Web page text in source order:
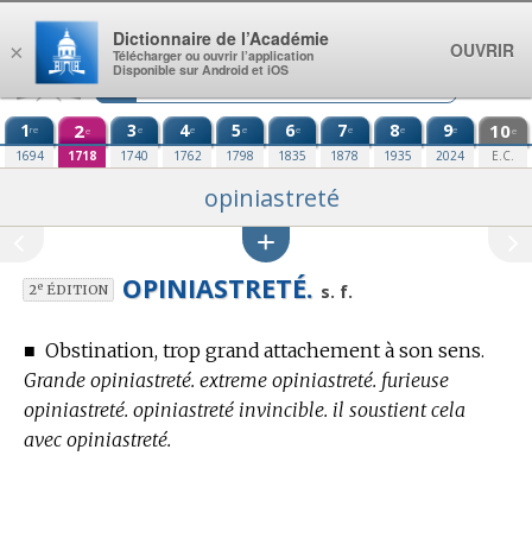
Aller au contenu
1re
1694
2e
1718
3e
1740
4e
1762
5e
1798
6e
1835
7e
1878
8e
1935
9e
2024
10e
E.C.
opiniastreté
2eÉDITION OPINIASTRETÉ. s. f.
■ Obstination, trop grand attachement à son sens.
Grande opiniastreté. extreme opiniastreté. furieuse
opiniastreté. opiniastreté invincible. il soustient cela
avec opiniastreté.
×
Dictionnaire de l’Académie
Télécharger ou ouvrir l’application
Disponible sur Android et iOS
OUVRIR